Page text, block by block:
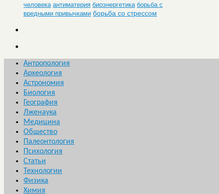
человека антиматерия биоэнергетика борьба с
вредными привычками борьба со стрессом
Антропология
Археология
Астрономия
Биология
География
Лженаука
Медицина
Общество
Палеонтология
Психология
Статьи
Технологии
Физика
Химия